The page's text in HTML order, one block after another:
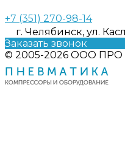
+7 (351) 270-98-14
г. Челябинск, ул.
Заказать звонок
© 2005-2026 ООО ПРО